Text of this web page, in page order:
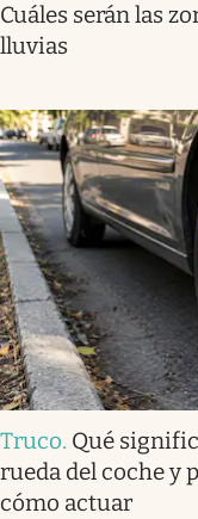
Cuáles serán las
lluvias
Truco. Qué
rueda del coche y
cómo actuar